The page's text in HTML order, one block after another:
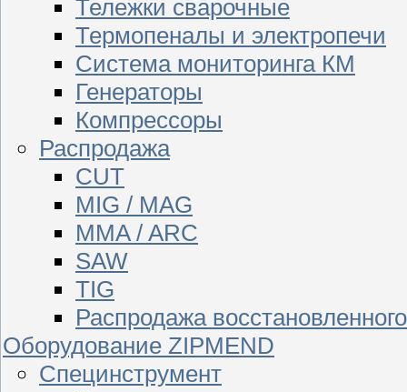
Тележки сварочные
Термопеналы и электропечи
Система мониторинга КМ
Генераторы
Компрессоры
Распродажа
CUT
MIG / MAG
MMA / ARC
SAW
TIG
Распродажа
Оборудование ZIPMEND
Специнструмент